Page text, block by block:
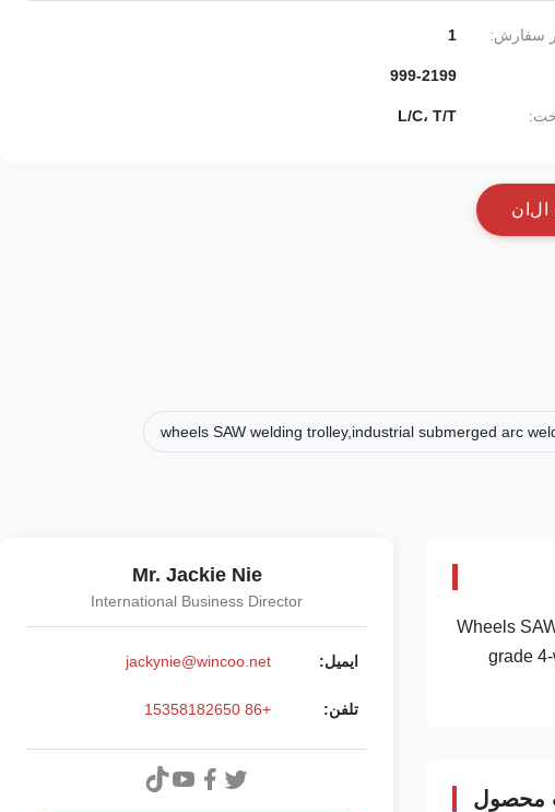
سفارش: 1
999-2199
L/C، T/T
ل ن
4 Wheels
grade
محصول
Mr. Jackie Nie
International Business Director
ایمیل: jackynie@wincoo.net
تلفن: +86 15358182650